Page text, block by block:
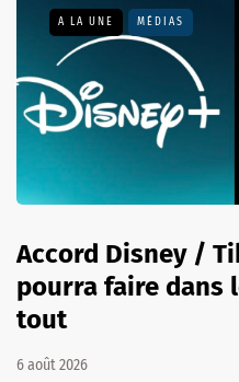
A LA UNE MÉDIAS
Accord Disney /
pourra faire dans
tout
6 août 2026